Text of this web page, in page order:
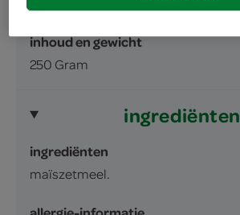
inhoud en gewicht
250 Gram
ingrediënten
ingrediënten
maïszetmeel.